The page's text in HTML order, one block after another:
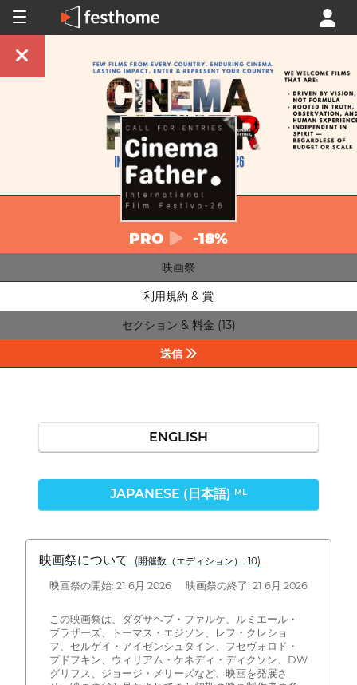
PRO -18%
映画祭
利用規約 & 賞
セクション & 料金 (13)
送信
ENGLISH
JAPANESE (日本語) ML
映画祭について (開催数（エディション）: 10)
映画祭の開始: 21 6月 2026 映画祭の終了: 21 6月 2026
この映画祭は、ダダサヘブ・ファルケ、ルミエール・
ブラザーズ、トーマス・エジソン、レフ・クレショ
フ、セルゲイ・アイゼンシュタイン、フセヴォロド・
プドフキン、ウィリアム・ケネディ・ディクソン、DW
グリフス、ジョージ・メリーズなど、映画を発展さ